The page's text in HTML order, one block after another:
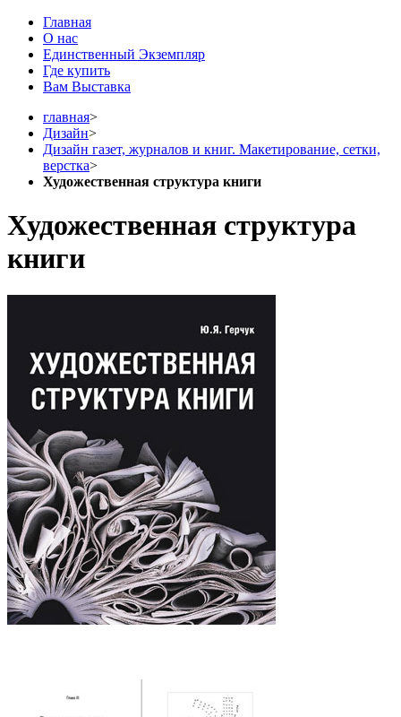
Главная
О нас
Единственный Экземпляр
Где купить
Вам Выставка
главная>
Дизайн>
Дизайн газет, журналов и книг. Макетирование, сетки,
верстка>
Художественная структура книги
Художественная структура
книги